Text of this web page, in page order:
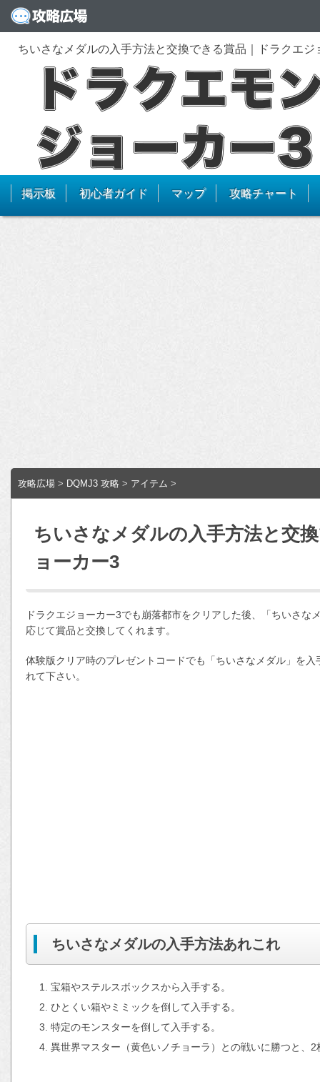
ちいさなメダルの入手方法と交換できる賞品｜ドラクエジ
掲示板 初心者ガイド マップ 攻略チャート
攻略広場 > DQMJ3 攻略 > アイテム >
ちいさなメダルの入手方法と交
ョーカー3
ドラクエジョーカー3でも崩落都市をクリアした後、「ちいさ
応じて賞品と交換してくれます。
体験版クリア時のプレゼントコードでも「ちいさなメダル」を
れて下さい。
ちいさなメダルの入手方法あれこれ
宝箱やステルスボックスから入手する。
ひとくい箱やミミックを倒して入手する。
特定のモンスターを倒して入手する。
異世界マスター（黄色いノチョーラ）との戦いに勝つと、